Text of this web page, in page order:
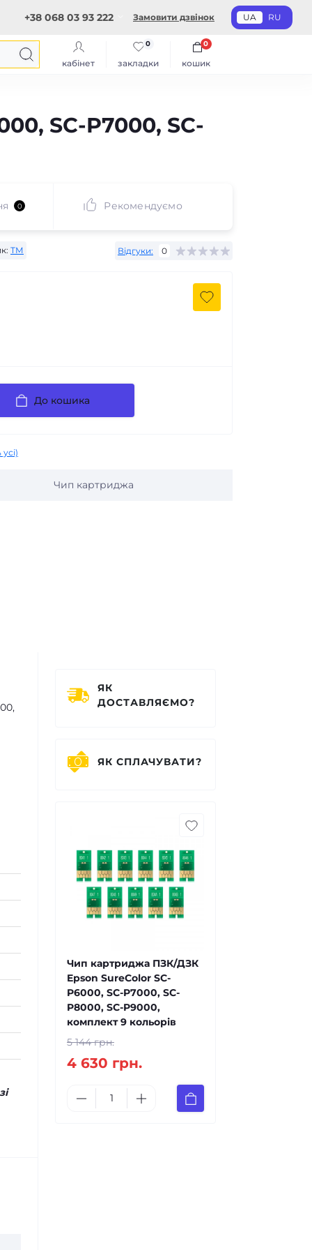
+38 068 03 93 222 Замовити дзвінок UA RU
кабінет закладки
0
кошик
0
SC-P7000, SC-
0 Рекомендуємо
ТМ Відгуки: 0
До кошика
Чип картриджа
ЯК
ДОСТАВЛЯЄМО?
ЯК СПЛАЧУВАТИ?
Чип картриджа ПЗК/ДЗК
Epson SureColor SC-
P6000, SC-P7000, SC-
P8000, SC-P9000,
комплект 9 кольорів
5 144 грн.
4 630 грн.